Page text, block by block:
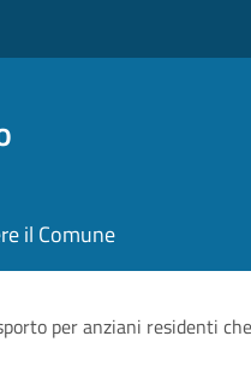
il Comune
per anziani residenti